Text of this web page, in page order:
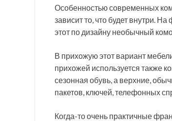
Особенностью современных
зависит то, что будет внутри.
этот по дизайну необычный
В прихожую этот вариант
прихожей используется также
сезонная обувь, а верхние,
пакетов, ключей, телефонных
Когда-то очень практичные